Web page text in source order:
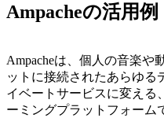
Ampacheの活用例
Ampacheは、個人の音楽や
ットに接続されたあらゆる
イベートサービスに変える
ーミングプラットフォーム